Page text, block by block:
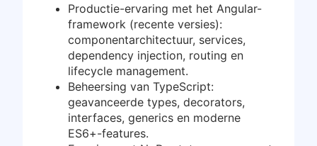
Productie-ervaring met het Angular-
framework (recente versies):
componentarchitectuur, services,
dependency injection, routing en
lifecycle management.
Beheersing van TypeScript:
geavanceerde types, decorators,
interfaces, generics en moderne
ES6+-features.